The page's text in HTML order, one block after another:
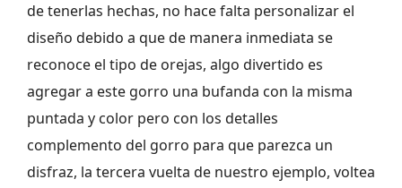
de tenerlas hechas, no hace falta personalizar el
diseño debido a que de manera inmediata se
reconoce el tipo de orejas, algo divertido es
agregar a este gorro una bufanda con la misma
puntada y color pero con los detalles
complemento del gorro para que parezca un
disfraz, la tercera vuelta de nuestro ejemplo, voltea